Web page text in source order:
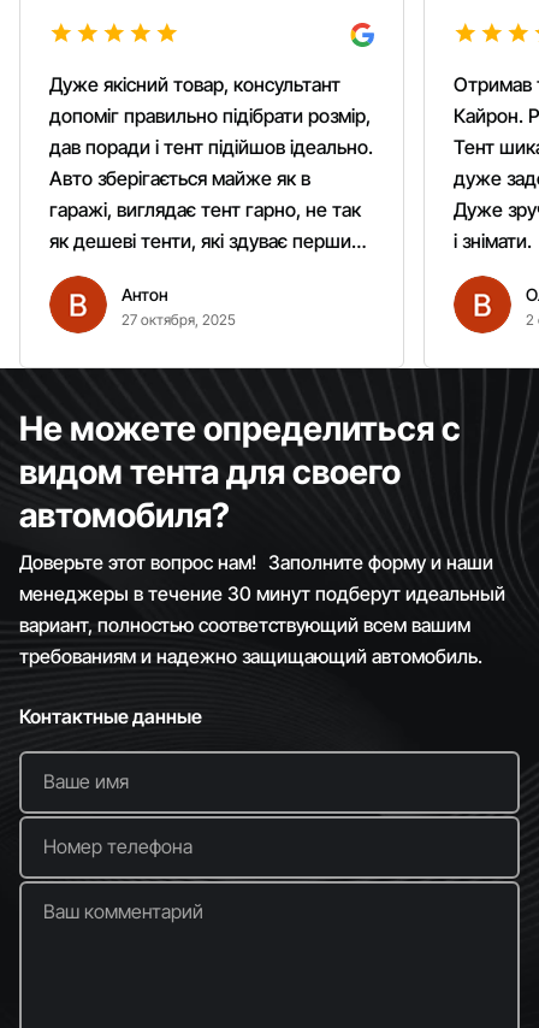
Дуже якісний товар, консультант
допоміг правильно підібрати розмір,
дав поради і тент підійшов ідеально.
Авто зберігається майже як в
гаражі, виглядає тент гарно, не так
як дешеві тенти, які здуває першим
вітром. Гарно кріпиться.
Рекомендую однозначно!
Антон
27 октября, 2025
Отримав
Кайрон.
Тент
дуже
Дуже
і знімати.
2
Не можете определиться с
видом тента для своего
автомобиля?
Доверьте этот вопрос нам! Заполните форму и наши
менеджеры в течение 30 минут подберут идеальный
вариант, полностью соответствующий всем вашим
требованиям и надежно защищающий автомобиль.
Контактные данные
Ваше имя
Номер телефона
Ваш комментарий